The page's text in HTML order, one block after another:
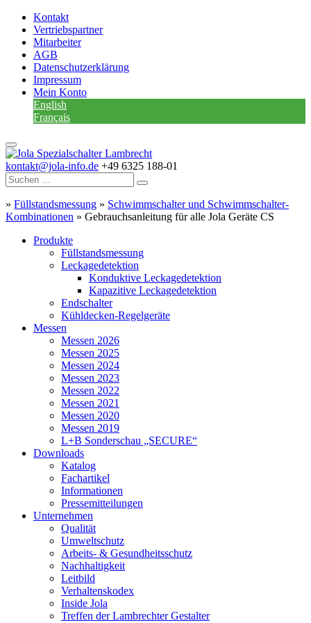
Kontakt
Vertriebspartner
Mitarbeiter
AGB
Datenschutzerklärung
Impressum
Mein Konto
English
Français
kontakt@jola-info.de +49 6325 188-01
» Füllstandsmessung » Schwimmschalter und Schwimmschalter-
Kombinationen » Gebrauchsanleitung für alle Jola Geräte CS
Produkte
Füllstandsmessung
Leckagedetektion
Konduktive Leckagedetektion
Kapazitive Leckagedetektion
Endschalter
Kühldecken-Regelgeräte
Messen
Messen 2026
Messen 2025
Messen 2024
Messen 2023
Messen 2022
Messen 2021
Messen 2020
Messen 2019
L+B Sonderschau „SECURE“
Downloads
Katalog
Fachartikel
Informationen
Pressemitteilungen
Unternehmen
Qualität
Umweltschutz
Arbeits- & Gesundheitsschutz
Nachhaltigkeit
Leitbild
Verhaltenskodex
Inside Jola
Treffen der Lambrechter Gestalter